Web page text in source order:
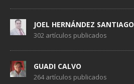
JOEL HERNÁNDEZ SANTIAGO
302 artículos publicados
GUADI CALVO
264 artículos publicados